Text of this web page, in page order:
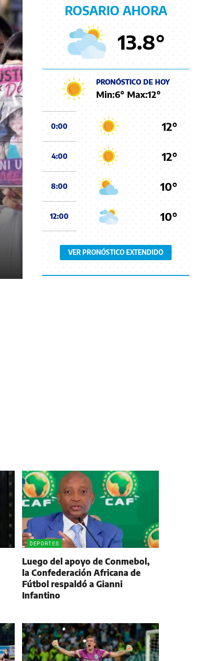
ROSARIO AHORA
13.8°
PRONÓSTICO DE HOY
Min:6° Max:12°
0:00 12°
4:00 12°
8:00 10°
12:00 10°
VER PRONÓSTICO EXTENDIDO
DEPORTES
Luego del apoyo de Conmebol,
la Confederación Africana de
Fútbol respaldó a Gianni
Infantino